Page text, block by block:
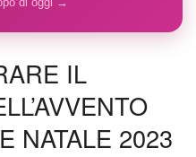
IL
NATALE 2023